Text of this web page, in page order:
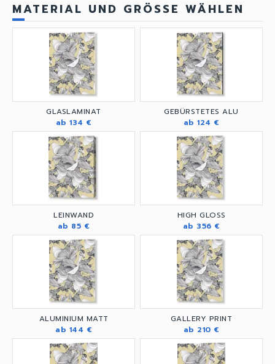
MATERIAL UND GRÖSSE WÄHLEN
GLASLAMINAT
ab 134 €
GEBÜRSTETES ALU
ab 124 €
LEINWAND
ab 85 €
HIGH GLOSS
ab 356 €
ALUMINIUM MATT
ab 144 €
GALLERY PRINT
ab 210 €